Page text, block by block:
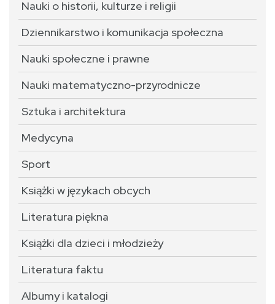
Nauki o historii, kulturze i religii
Dziennikarstwo i komunikacja społeczna
Nauki społeczne i prawne
Nauki matematyczno-przyrodnicze
Sztuka i architektura
Medycyna
Sport
Książki w językach obcych
Literatura piękna
Książki dla dzieci i młodzieży
Literatura faktu
Albumy i katalogi